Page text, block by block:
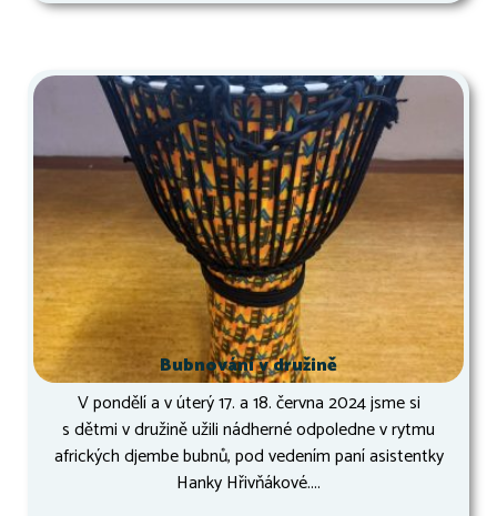
Bubnování v družině
V pondělí a v úterý 17. a 18. června 2024 jsme si
s dětmi v družině užili nádherné odpoledne v rytmu
afrických djembe bubnů, pod vedením paní asistentky
Hanky Hřivňákové....